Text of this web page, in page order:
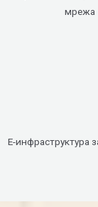
мрежа
Е-инфраструктура